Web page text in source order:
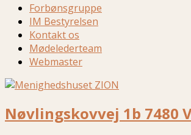
Forbønsgruppe
IM Bestyrelsen
Kontakt os
Mødelederteam
Webmaster
Nøvlingskovvej 1b 7480